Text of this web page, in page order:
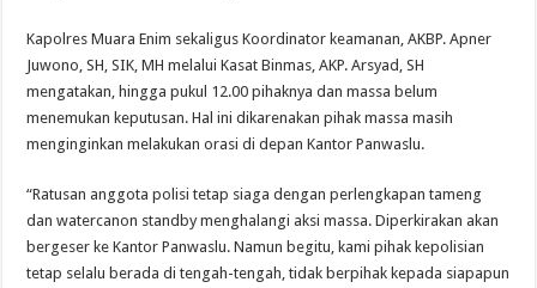
Kapolres Muara Enim sekaligus Koordinator keamanan, AKBP. Apner
Juwono, SH, SIK, MH melalui Kasat Binmas, AKP. Arsyad, SH
mengatakan, hingga pukul 12.00 pihaknya dan massa belum
menemukan keputusan. Hal ini dikarenakan pihak massa masih
menginginkan melakukan orasi di depan Kantor Panwaslu.
“Ratusan anggota polisi tetap siaga dengan perlengkapan tameng
dan watercanon standby menghalangi aksi massa. Diperkirakan akan
bergeser ke Kantor Panwaslu. Namun begitu, kami pihak kepolisian
tetap selalu berada di tengah-tengah, tidak berpihak kepada siapapun